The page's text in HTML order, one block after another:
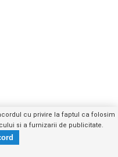
Trimite mesaj privat
cu privire la faptul ca folosim
si a furnizarii de publicitate.